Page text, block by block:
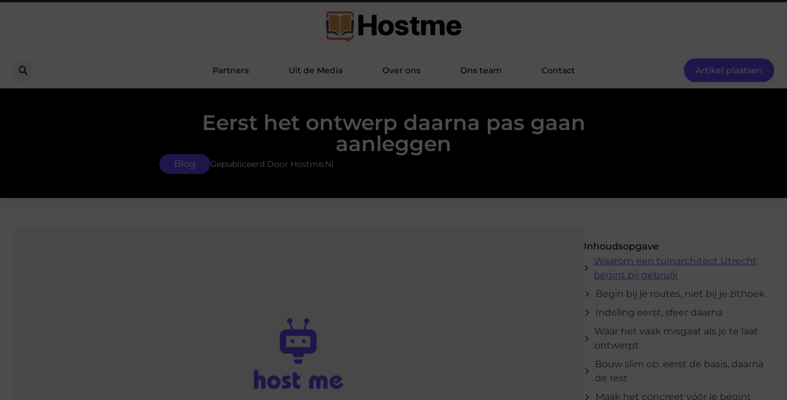
Partners Uit de Media Over ons Ons team Contact Artikel plaatsen
Eerst het ontwerp daarna pas gaan
aanleggen
Blog Gepubliceerd Door Hostme.nl
Inhoudsopgave
Waarom een tuinarchitect Utrecht
begint bij gebruik
Begin bij je routes, niet bij je zithoek
Indeling eerst, sfeer daarna
Waar het vaak misgaat als je te laat
ontwerpt
Bouw slim op: eerst de basis, daarna
de rest
Maak het concreet vóór je begint